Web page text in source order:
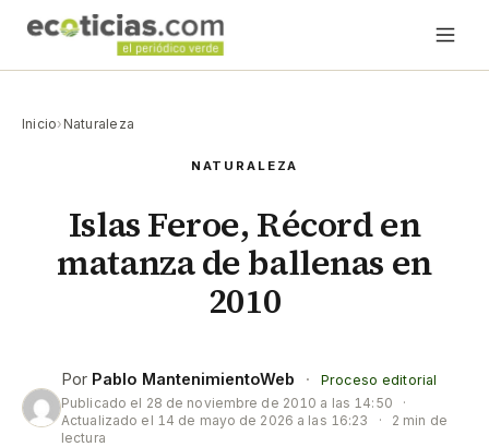
Inicio› Naturaleza
NATURALEZA
Islas Feroe, Récord en
matanza de ballenas en
2010
Por Pablo MantenimientoWeb ·
Proceso editorial
Publicado el 28 de noviembre de 2010 a las 14:50
·
Actualizado el 14 de mayo de 2026 a las 16:23 ·
2 min de
lectura